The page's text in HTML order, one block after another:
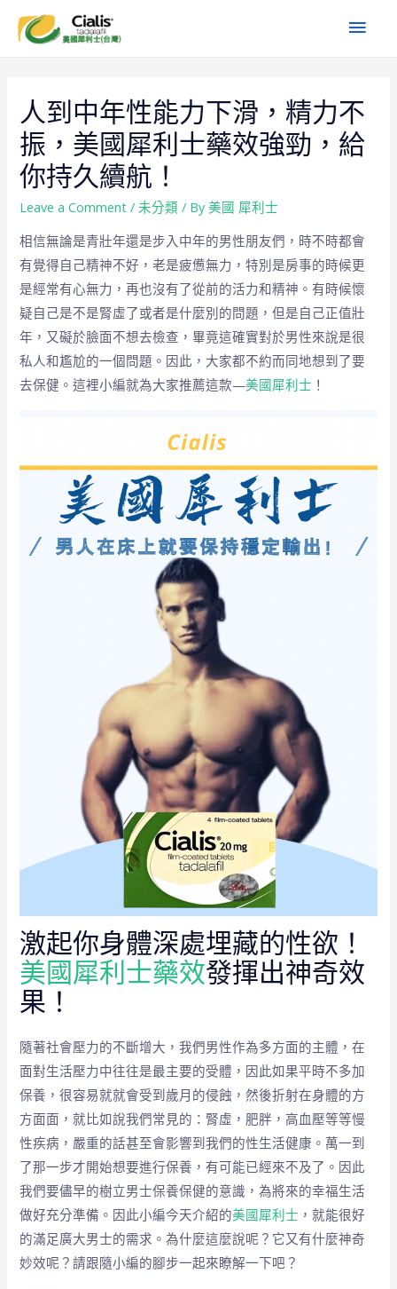
人到中年性能力下滑，精力不
振，美國犀利士藥效強勁，給
你持久續航！
Leave a Comment / 未分類 / By美國 犀利士
相信無論是青壯年還是步入中年的男性朋友們，時不時都會
有覺得自己精神不好，老是疲憊無力，特別是房事的時候更
是經常有心無力，再也沒有了從前的活力和精神。有時候懷
疑自己是不是腎虛了或者是什麼別的問題，但是自己正值壯
年，又礙於臉面不想去檢查，畢竟這確實對於男性來說是很
私人和尷尬的一個問題。因此，大家都不約而同地想到了要
去保健。這裡小編就為大家推薦這款—美國犀利士 ！
激起你身體深處埋藏的性欲！
美國犀利士藥效發揮出神奇效
果！
隨著社會壓力的不斷增大，我們男性作為多方面的主體，在
面對生活壓力中往往是最主要的受體，因此如果平時不多加
保養，很容易就就會受到歲月的侵蝕，然後折射在身體的方
方面面，就比如說我們常見的：腎虛，肥胖，高血壓等等慢
性疾病，嚴重的話甚至會影響到我們的性生活健康。萬一到
了那一步才開始想要進行保養，有可能已經來不及了。因此
我們要儘早的樹立男士保養保健的意識，為將來的幸福生活
做好充分準備。因此小編今天介紹的美國犀利士 ，就能很好
的滿足廣大男士的需求。為什麼這麼說呢？它又有什麼神奇
妙效呢？請跟隨小編的腳步一起來瞭解一下吧？